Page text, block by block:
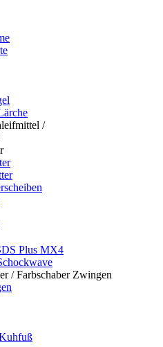
/
Plus MX4
/ Farbschaber Zwingen